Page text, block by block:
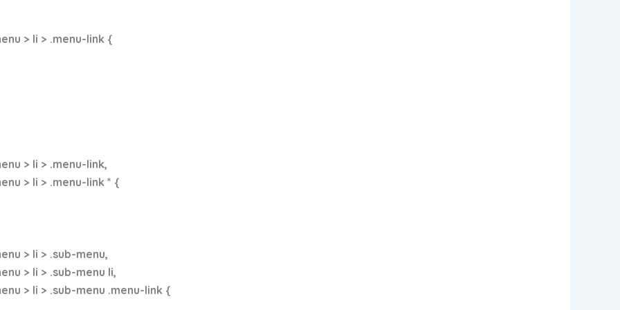
> li > .menu-link {
> li > .menu-link,
> li > .menu-link * {
> li > .sub-menu,
> li > .sub-menu li,
> li > .sub-menu .menu-link {